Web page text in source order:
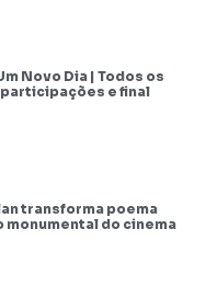
Novo Dia | Todos os
e final
transforma poema
monumental do cinema